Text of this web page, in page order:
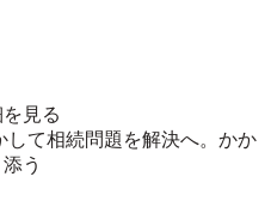
見る
て相続問題を解決へ。かか
う